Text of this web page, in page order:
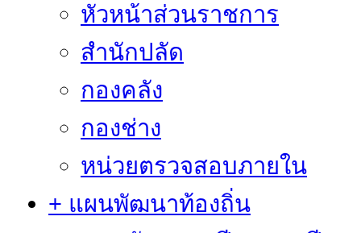
หัวหน้าส่วนราชการ
สำนักปลัด
กองคลัง
กองช่าง
หน่วยตรวจสอบภายใน
+ แผนพัฒนาท้องถิ่น